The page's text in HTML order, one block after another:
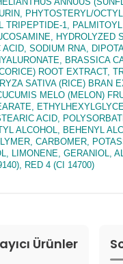
PHYTOSTERYL/
1,
SODIUM RNA,
BRASSICA
ROOT EXTRACT,
SATIVA (RICE) BRAN
MELO (MELON)
ACID,
ALCOHOL, BEHENYL
CARBOMER,
LIMONENE, GERANIOL,
RED 4 (CI 14700)
Ürünler